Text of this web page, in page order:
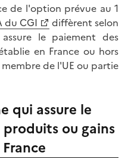
de l'option prévue au 1
du CGI
diffèrent selon
le paiement des
en France ou hors
de l'UE ou partie
qui assure le
ou gains